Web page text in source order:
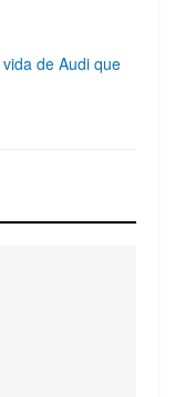
de Audi que